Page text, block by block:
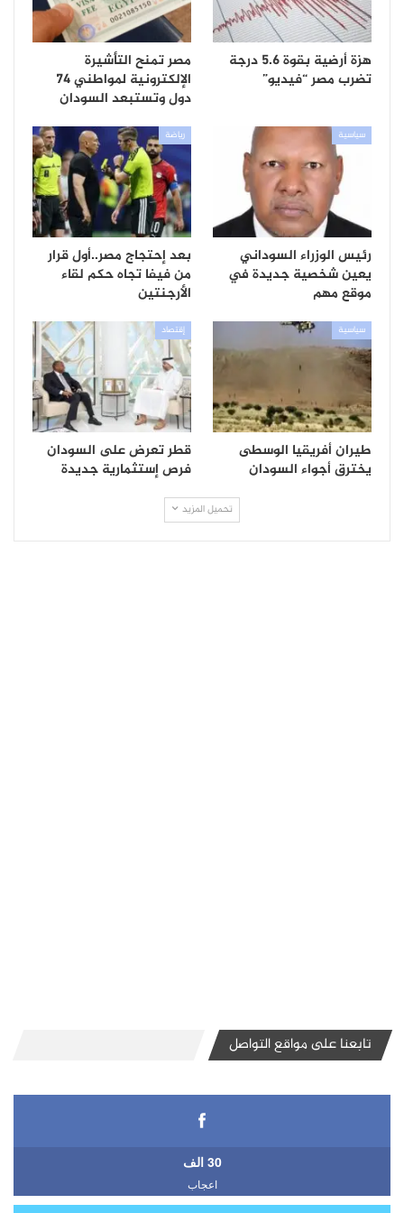
هزة أرضية بقوة 5.6 درجة
تضرب مصر “فيديو”
مصر تمنح التأشيرة
الإلكترونية لمواطني 74
دول وتستبعد السودان
سياسية
رئيس الوزراء السوداني
يعين شخصية جديدة في
موقع مهم
رياضة
بعد إحتجاج مصر..أول قرار
من فيفا تجاه حكم لقاء
الأرجنتين
سياسية
طيران أفريقيا الوسطى
يخترق أجواء السودان
إقتصاد
قطر تعرض على السودان
فرص إستثمارية جديدة
تحميل المزيد
تابعنا على مواقع التواصل
30 الف
اعجاب